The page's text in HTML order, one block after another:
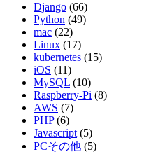
Django (66)
Python (49)
mac (22)
Linux (17)
kubernetes (15)
iOS (11)
MySQL (10)
Raspberry-Pi (8)
AWS (7)
PHP (6)
Javascript (5)
PCその他 (5)